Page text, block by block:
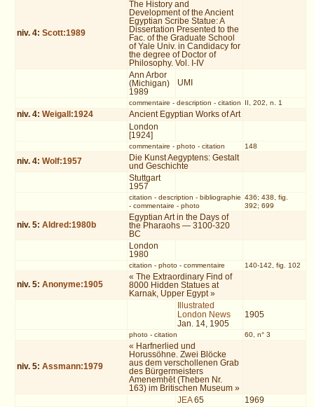
niv. 4:Scott:1989
The History and
Development of the Ancient
Egyptian Scribe Statue: A
Dissertation Presented to the
Fac. of the Graduate School
of Yale Univ. in Candidacy for
the degree of Doctor of
Philosophy. Vol. I-IV
Ann Arbor
(Michigan)
1989
UMI
commentaire - description - citation II, 202, n. 1
niv. 4:Weigall:1924
Ancient Egyptian Works of Art
London
[1924]
commentaire - photo- citation 148
niv. 4:Wolf:1957
Die Kunst Aegyptens: Gestalt
und Geschichte
Stuttgart
1957
citation - description - bibliographie
- commentaire - photo
436; 438, fig.
392; 699
niv. 5:Aldred:1980b
Egyptian Art in the Days of
the Pharaohs — 3100-320
BC
London
1980
citation - photo- commentaire 140-142, fig. 102
niv. 5:Anonyme:1905
« The Extraordinary Find of
8000 Hidden Statues at
Karnak, Upper Egypt »
Illustrated
London News
Jan. 14, 1905
1905
photo- citation 60, n° 3
niv. 5:Assmann:1979
« Harfnerlied und
Horussöhne. Zwei Blöcke
aus dem verschollenen Grab
des Bürgermeisters
Amenemḥēt (Theben Nr.
163) im Britischen Museum »
JEA65 1969